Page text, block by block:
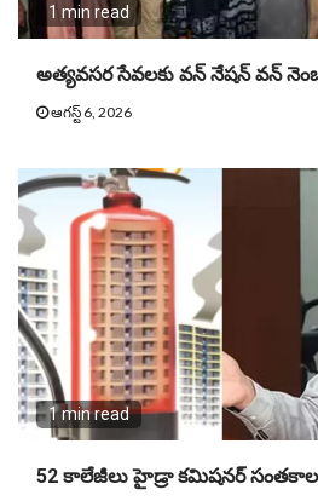
1 min read
అత్యవసర సేవలకు వన్ నేషన్ వన్
ఆగస్ట్ 6, 2026
1 min read
52 కాలేజీలు హైడ్రా కమిషనర్ సంతకాల